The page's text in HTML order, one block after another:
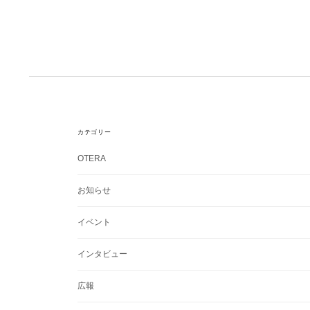
カテゴリー
OTERA
お知らせ
イベント
インタビュー
広報